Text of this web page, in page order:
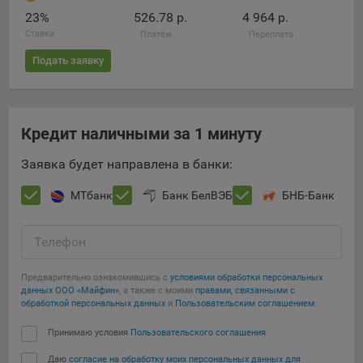
Google Analytics – сервис веб-аналитики,
предоставляемый компанией Google, Inc. Адрес: Google,
Google Data Protection Office, 1600 Amphitheatre Pkwy,
Matomo — это система веб-аналитики, которая позволяет
следит за доступностью сервисов, предоставляемых
myfin.by.
Дзержинского, д.3Б, пом.44.
рекламу на площадке VK пользователям, которые
посещали сайт.
проспект, д. 39, стр. 79, БЦ «SkyLight».
Технические настройки хранят технические данные вашего
23%
Ставка
526.78 р.
Платёж
4 964 р.
Переплата
Подать заявку
Кредит наличными за 1 минуту
Заявка будет направлена в банки:
МТбанк Банк БелВЭБ БНБ-Банк
Телефон
Предварительно ознакомившись с условиями обработки персональных
данных ООО «Майфин», а также с моими правами, связанными с
обработкой персональных данных и Пользовательским соглашением:
Принимаю условия Пользовательского соглашения
Даю согласие на обработку моих персональных данных для